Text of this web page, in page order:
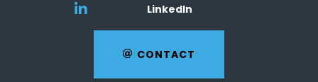
LinkedIn
CONTACT